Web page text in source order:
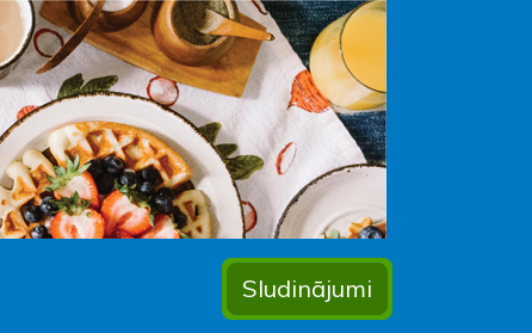
Sludinājumi